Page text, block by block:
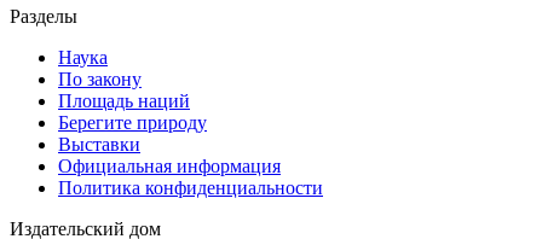
Разделы
Наука
По закону
Площадь наций
Берегите природу
Выставки
Официальная информация
Политика конфиденциальности
Издательский дом